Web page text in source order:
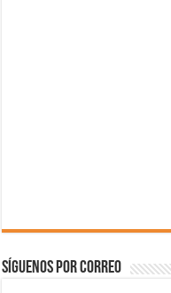
Síguenos por correo